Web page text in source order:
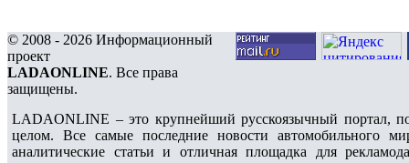
© 2008 - 2026 Информационный
проект
LADAONLINE. Все права
защищены.
LADAONLINE – это крупнейший русскоязычный портал,
целом. Все самые последние новости автомобильного
аналитические статьи и отличная площадка для